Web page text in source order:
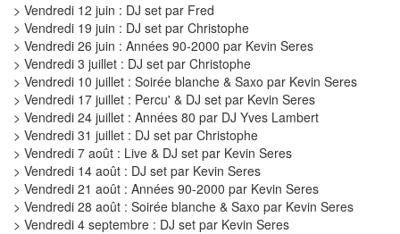
> Vendredi 12 juin : DJ set par Fred
> Vendredi 19 juin : DJ set par Christophe
> Vendredi 26 juin : Années 90-2000 par Kevin Seres
> Vendredi 3 juillet : DJ set par Christophe
> Vendredi 10 juillet : Soirée blanche & Saxo par Kevin Seres
> Vendredi 17 juillet : Percu' & DJ set par Kevin Seres
> Vendredi 24 juillet : Années 80 par DJ Yves Lambert
> Vendredi 31 juillet : DJ set par Christophe
> Vendredi 7 août : Live & DJ set par Kevin Seres
> Vendredi 14 août : DJ set par Kevin Seres
> Vendredi 21 août : Années 90-2000 par Kevin Seres
> Vendredi 28 août : Soirée blanche & Saxo par Kevin Seres
> Vendredi 4 septembre : DJ set par Kevin Seres